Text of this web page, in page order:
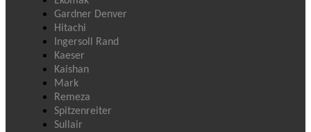
Gardner Denver
Hitachi
Ingersoll Rand
Kaeser
Kaishan
Mark
Remeza
Spitzenreiter
Sullair